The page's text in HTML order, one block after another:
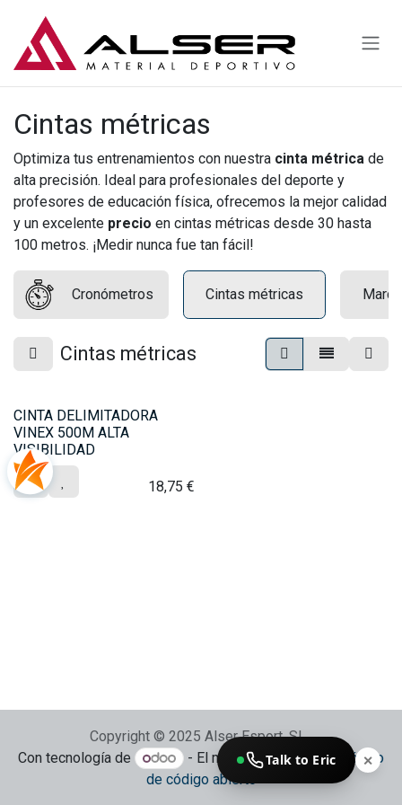
Cintas métricas
Optimiza tus entrenamientos con nuestra cinta métrica de
alta precisión. Ideal para profesionales del deporte y
profesores de educación física, ofrecemos la mejor calidad
y un excelente precio en cintas métricas desde 30 hasta
100 metros. ¡Medir nunca fue tan fácil!
Cronómetros Cintas métricas
Cintas métricas
CINTA DELIMITADORA
VINEX 500M ALTA
VISIBILIDAD
18,75 €
Copyright © 2025 Alser Esport, SL
Con tecnología de
- El mejorComercio electrónico
de código abierto
Talk to Eric ✕